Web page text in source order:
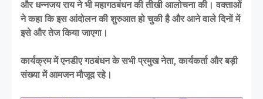
और धन्नजय राय ने भी महागठबंधन की तीखी आलोचना की। वक्ताओं
ने कहा कि इस आंदोलन की शुरुआत हो चुकी है और आने वाले दिनों में
इसे और तेज किया जाएगा।
कार्यक्रम में एनडीए गठबंधन के सभी प्रमुख नेता, कार्यकर्ता और बड़ी
संख्या में आमजन मौजूद रहे।